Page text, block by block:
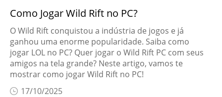
Como Jogar Wild Rift no PC?
O Wild Rift conquistou a indústria de jogos e já
ganhou uma enorme popularidade. Saiba como
jogar LOL no PC? Quer jogar o Wild Rift PC com seus
amigos na tela grande? Neste artigo, vamos te
mostrar como jogar Wild Rift no PC!
17/10/2025